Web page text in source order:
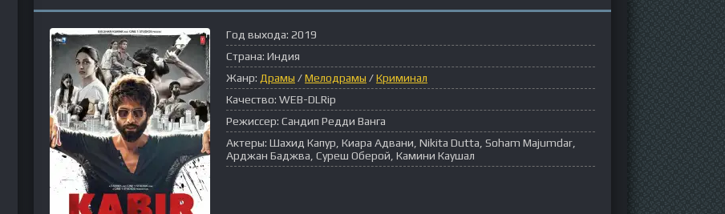
Год выхода: 2019
Страна: Индия
Жанр: Драмы /Мелодрамы /Криминал
Качество: WEB-DLRip
Режиссер: Сандип Редди Ванга
Актеры: Шахид Капур, Киара Адвани, Nikita Dutta, Soham Majumdar,
Арджан Баджва, Суреш Оберой, Камини Каушал